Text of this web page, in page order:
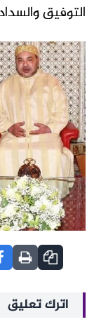
التوفيق
اترك تعليق